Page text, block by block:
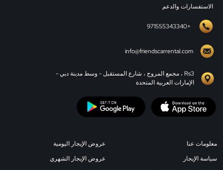
الاستفسارات والدعم
+971555343340
info@friendscarrental.com
Rs3 ، مجمع المروج ، شارع المستقبل - وسط مدينة دبي -
الإمارات العربية المتحدة
معلومات عنا
سياسة الإيجار
عروض الإيجار اليومية
عروض الإيجار الشهري